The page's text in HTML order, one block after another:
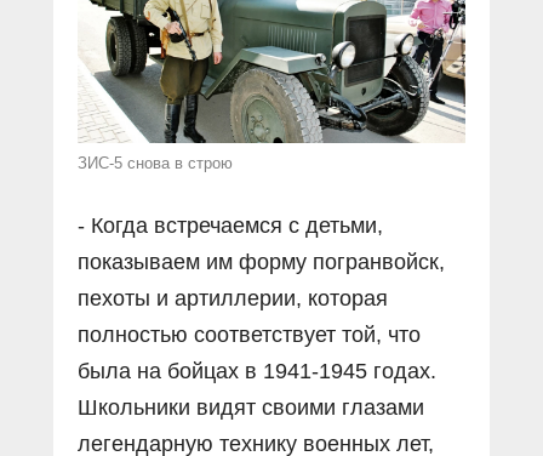
ЗИС-5 снова в строю
- Когда встречаемся с детьми,
показываем им форму погранвойск,
пехоты и артиллерии, которая
полностью соответствует той, что
была на бойцах в 1941-1945 годах.
Школьники видят своими глазами
легендарную технику военных лет,